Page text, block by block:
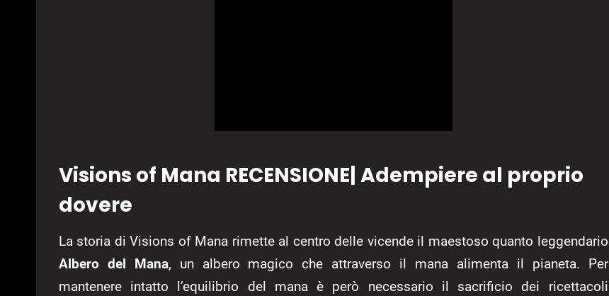
Visions of Mana RECENSIONE| Adempiere al proprio
dovere
La storia di Visions of Mana rimette al centro delle vicende il maestoso quanto leggendario
Albero del Mana, un albero magico che attraverso il mana alimenta il pianeta. Per
mantenere intatto l’equilibrio del mana è però necessario il sacrificio dei ricettacoli